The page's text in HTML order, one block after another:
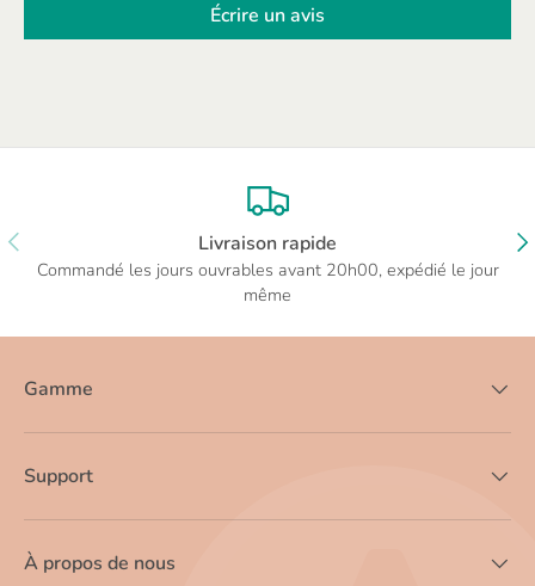
Écrire un avis
PRÉCÉDENT Livraison rapide
Commandé les jours ouvrables avant 20h00, expédié le jour
même
Gamme
Support
À propos de nous